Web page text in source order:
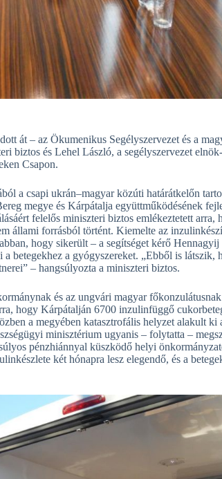
át – az Ökumenikus Segélyszervezet és a
biztos és Lehel László, a segélyszervezet
Csapon.
a csapi ukrán–magyar közúti határátkelőn
megye és Kárpátalja együttműködésének
felelős miniszteri biztos emlékeztetett arra,
állami forrásból történt. Kiemelte az
hogy sikerült – a segítséget kérő
betegekhez a gyógyszereket. „Ebből is látszik,
– hangsúlyozta a miniszteri biztos.
és az ungvári magyar
hogy Kárpátalján 6700 inzulinfüggő
a megyében katasztrofális helyzet alakult ki
minisztérium ugyanis – folytatta –
pénzhiánnyal küszködő helyi
két hónapra lesz elegendő, és a